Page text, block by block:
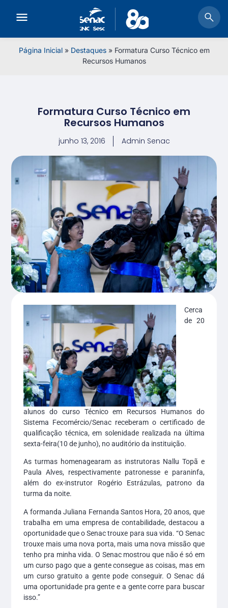
Página Inicial» Destaques» Formatura Curso Técnico em
Recursos Humanos
Formatura Curso Técnico em
Recursos Humanos
junho 13, 2016 Admin Senac
Cerca
de 20
alunos do curso Técnico em Recursos Humanos do
Sistema Fecomércio/Senac receberam o certificado de
qualificação técnica, em solenidade realizada na última
sexta-feira(10 de junho), no auditório da instituição.
As turmas homenagearam as instrutoras Nallu Topã e
Paula Alves, respectivamente patronesse e paraninfa,
além do ex-instrutor Rogério Estrázulas, patrono da
turma da noite.
A formanda Juliana Fernanda Santos Hora, 20 anos, que
trabalha em uma empresa de contabilidade, destacou a
oportunidade que o Senac trouxe para sua vida. “O Senac
trouxe mais uma nova porta, mais uma nova missão que
tenho pra minha vida. O Senac mostrou que não é só em
um curso pago que a gente consegue as coisas, mas em
um curso gratuito a gente pode conseguir. O Senac dá
uma oportunidade pra gente e a gente corre para buscar
isso.”